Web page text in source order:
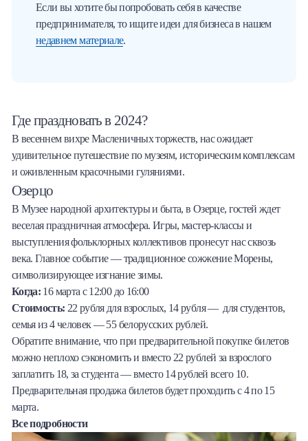
Если вы хотите бы попробовать себя в качестве
предпринимателя, то ищите идеи для бизнеса в нашем
недавнем материале.
Где праздновать в 2024?
В весеннем вихре Масленичных торжеств, нас ожидает
удивительное путешествие по музеям, историческим комплексам
и оживленным красочными гуляниями.
Озерцо
В Музее народной архитектуры и быта, в Озерце, гостей ждет
веселая праздничная атмосфера. Игры, мастер-классы и
выступления фольклорных коллективов пронесут нас сквозь
века. Главное событие — традиционное сожжение Морены,
символизирующее изгнание зимы.
Когда: 16 марта с 12:00 до 16:00
Стоимость: 22 рубля для взрослых, 14 рубля — для студентов,
семья из 4 человек — 55 белорусских рублей.
Обратите внимание, что при предварительной покупке билетов
можно неплохо сэкономить и вместо 22 рублей за взрослого
заплатить 18, за студента — вместо 14 рублей всего 10.
Предварительная продажа билетов будет проходить с 4 по 15
марта.
Все подробности